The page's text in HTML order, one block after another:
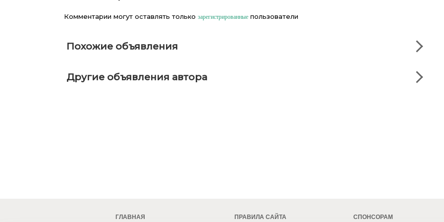
Комментарии могут оставлять только зарегистрированные пользователи
Похожие объявления
Другие объявления автора
ГЛАВНАЯ ПРАВИЛА САЙТА СПОНСОРАМ